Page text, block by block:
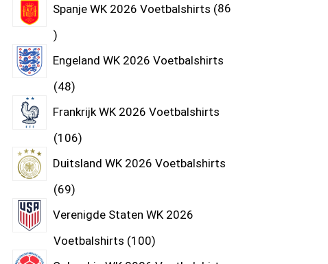
Spanje WK 2026 Voetbalshirts 86
Engeland WK 2026 Voetbalshirts
48
Frankrijk WK 2026 Voetbalshirts
106
Duitsland WK 2026 Voetbalshirts
69
Verenigde Staten WK 2026
Voetbalshirts 100